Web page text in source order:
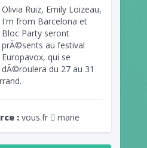
Olivia Ruiz, Emily Loizeau,
I'm from Barcelona et
Bloc Party seront
prÃ©sents au festival
Europavox, qui se
dÃ©roulera du 27 au 31
: vous.fr marie